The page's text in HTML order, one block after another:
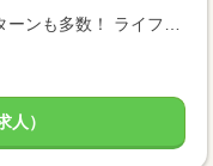
人）